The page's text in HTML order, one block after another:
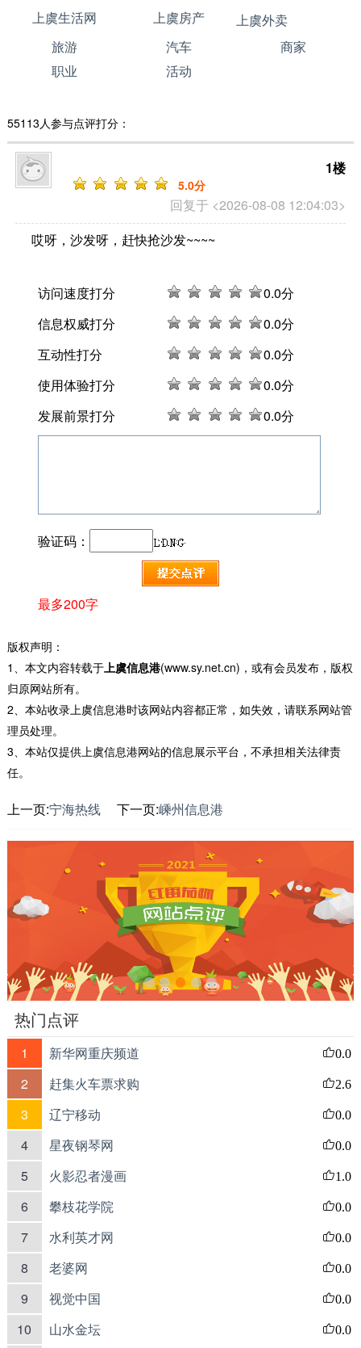
上虞生活网 上虞房产
上虞外卖
旅游
汽车
商家
职业
活动
55113人参与点评打分：
回复于 <2026-08-08 12:04:03>
1楼
5.0分
哎呀，沙发呀，赶快抢沙发~~~~
访问速度打分 0.0分
信息权威打分
0.0分
互动性打分
0.0分
使用体验打分
0.0分
发展前景打分
0.0分
验证码：
最多200字
版权声明：
1、本文内容转载于上虞信息港(www.sy.net.cn)，或有会员发布，版权
归原网站所有。
2、本站收录上虞信息港时该网站内容都正常，如失效，请联系网站管
理员处理。
3、本站仅提供上虞信息港网站的信息展示平台，不承担相关法律责
任。
上一页:宁海热线 下一页:嵊州信息港
热门点评
1 新华网重庆频道 0.0
2 赶集火车票求购 2.6
3 辽宁移动 0.0
4 星夜钢琴网 0.0
5 火影忍者漫画 1.0
6 攀枝花学院 0.0
7 水利英才网 0.0
8 老婆网 0.0
9 视觉中国 0.0
10 山水金坛 0.0